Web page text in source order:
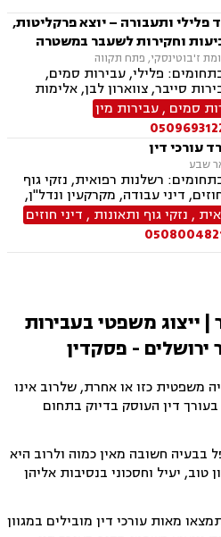
פלילי ותעבורה – יוצא פרקליטות,
וחקירות לשעבר במשטרה
פלילי, עבירות סמים,
סייבר, צווארון לבן, אלימות
תעבורה, נהיגה בשכרות,
פסילת רשיון מנהלית, משטרה,
מעצרים, מעצרים עד תום
שחרורים בתנאים
סמים ,עבירות מין
עורכי דין
רשלנות רפואית, נזקי גוף
דיני עבודה, מקרקעין ונדל"ן,
פלילי, נזקי גוף, תאונות עבודה,
משפט מסחרי, תביעות ביטוח ונזקי
מתמשך, נוטריון , רשלנות רפואית-
הרע, תאונות ספורט, בריאות
ובניה, דיור מוגן, אגודות
בנייה, מושבים וקיבוצים , ועוד
, נזקי גוף ותאונות , דיני חוזים
| ייצוג משפטי בעבירות
ירושלים - פסקדין
משפטית כזו או אחרת, שלרוב אינו
דין העוסק בדיוק בתחום
בבעיה חשובה מאין כמוה ולרוב היא
יעיל וחסכוני בנסיבות אליהן
מאות עורכי דין מובילים במגוון